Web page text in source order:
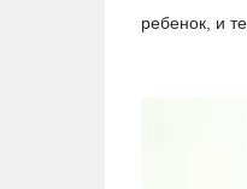
ребенок, и